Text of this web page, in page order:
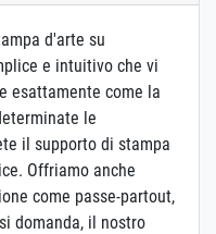
d'arte su
e intuitivo che vi
esattamente come la
le
il supporto di stampa
Offriamo anche
come passe-partout,
domanda, il nostro